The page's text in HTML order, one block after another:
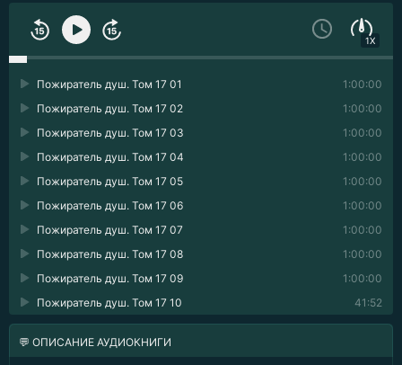
1X
1:00:00
Пожиратель душ. Том 17 01
1:00:00
Пожиратель душ. Том 17 02
1:00:00
Пожиратель душ. Том 17 03
1:00:00
Пожиратель душ. Том 17 04
1:00:00
Пожиратель душ. Том 17 05
1:00:00
Пожиратель душ. Том 17 06
1:00:00
Пожиратель душ. Том 17 07
1:00:00
Пожиратель душ. Том 17 08
1:00:00
Пожиратель душ. Том 17 09
41:52
Пожиратель душ. Том 17 10
💬 ОПИСАНИЕ АУДИОКНИГИ